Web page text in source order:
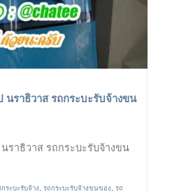
นราธิวาส รถกระบะรับจ้างขน
ราธิวาส รถกระบะรับจ้างขน
กระบะรับจ้าง รถกระบะรับจ้างขนของ
รถ